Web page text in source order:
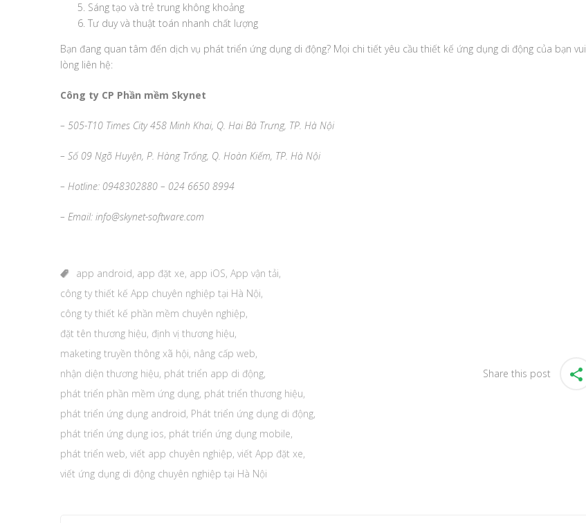
Sáng tạo và trẻ trung không khoảng
Tư duy và thuật toán nhanh chất lượng
Bạn đang quan tâm đến dịch vụ phát triển ứng dụng di động? Mọi chi tiết yêu cầu thiết kế ứng dụng di động của bạn vui
lòng liên hệ:
Công ty CP Phần mềm Skynet
– 505-T10 Times City 458 Minh Khai, Q. Hai Bà Trưng, TP. Hà Nội
– Số 09 Ngõ Huyện, P. Hàng Trống, Q. Hoàn Kiếm, TP. Hà Nội
– Hotline: 0948302880 – 024 6650 8994
– Email: info@skynet-software.com
app android, app đặt xe, app iOS, App vận tải,
công ty thiết kế App chuyên nghiệp tại Hà Nội,
công ty thiết kế phần mềm chuyên nghiệp,
đặt tên thương hiệu, định vị thương hiệu,
maketing truyền thông xã hội, nâng cấp web,
nhận diện thương hiệu, phát triển app di động,
phát triển phần mềm ứng dụng, phát triển thương hiệu,
phát triển ứng dụng android, Phát triển ứng dụng di động,
phát triển ứng dụng ios, phát triển ứng dụng mobile,
phát triển web, viết app chuyên nghiệp, viết App đặt xe,
viết ứng dụng di động chuyên nghiệp tại Hà Nội
Share this post